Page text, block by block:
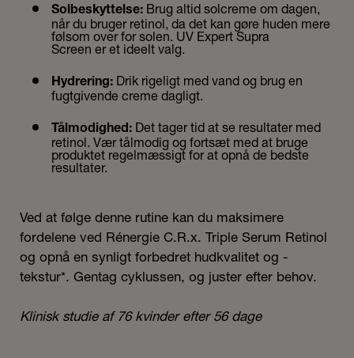
Solbeskyttelse: Brug altid solcreme om dagen,
når du bruger retinol, da det kan gøre huden mere
følsom over for solen. UV Expert Supra
Screen er et ideelt valg.
Hydrering: Drik rigeligt med vand og brug en
fugtgivende creme dagligt.
Tålmodighed: Det tager tid at se resultater med
retinol. Vær tålmodig og fortsæt med at bruge
produktet regelmæssigt for at opnå de bedste
resultater.
​​​​​Ved at følge denne rutine kan du maksimere
fordelene ved Rénergie C.R.x. Triple Serum Retinol
og opnå en synligt forbedret hudkvalitet og -
tekstur*. Gentag cyklussen, og juster efter behov.
Klinisk studie af 76 kvinder efter 56 dage